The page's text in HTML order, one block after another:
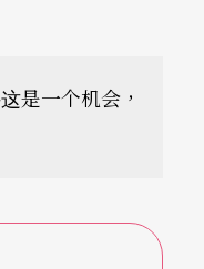
是一个机会，